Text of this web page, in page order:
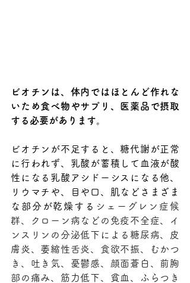
ビオチンは、体内ではほとんど作れな
いため食べ物やサプリ、医薬品で摂取
する必要があります
ビオチンが不足すると、糖代謝が正常
に行われず、乳酸が蓄積して血液が酸
性になる乳酸アシドーシスになる他、
リウマチや、目や口、肌などさまざま
な部分が乾燥する シェーグレン症候
群、クローン病などの免疫不全症、イ
ンスリンの分泌低下による糖尿病、皮
膚炎、萎縮性舌炎、食欲不振、むかつ
き、吐き気、憂鬱感、顔面蒼白、前胸
部の痛み、筋力低下、貧血、ふらつき